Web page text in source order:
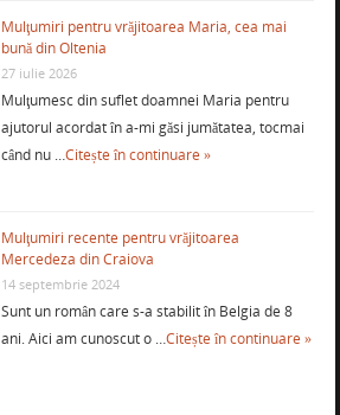
Mulţumiri pentru vrăjitoarea Maria, cea mai
bună din Oltenia
27 iulie 2026
Mulţumesc din suflet doamnei Maria pentru
ajutorul acordat în a-mi găsi jumătatea, tocmai
când nu …Citește în continuare »
Mulţumiri recente pentru vrăjitoarea
Mercedeza din Craiova
14 septembrie 2024
Sunt un român care s-a stabilit în Belgia de 8
ani. Aici am cunoscut o …Citește în continuare »